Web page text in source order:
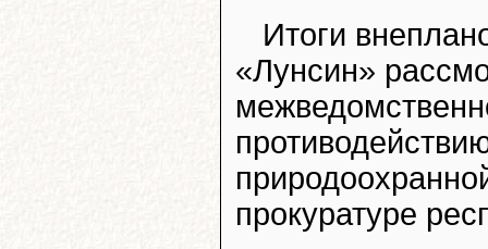
Итоги
«Лунсин»
прокуратуре